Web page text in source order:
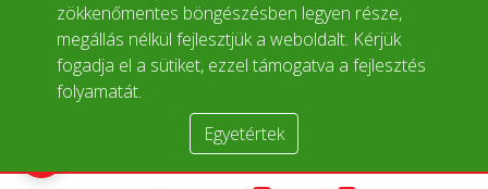
zökkenőmentes böngészésben legyen része,
megállás nélkül fejlesztjük a weboldalt. Kérjük
fogadja el a sütiket, ezzel támogatva a fejlesztés
folyamatát.
Egyetértek
Termékek összehasonlítása